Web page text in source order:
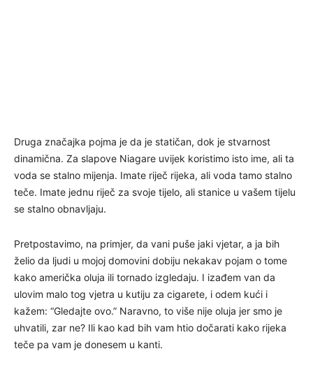
Druga značajka pojma je da je statičan, dok je stvarnost
dinamična. Za slapove Niagare uvijek koristimo isto ime, ali ta
voda se stalno mijenja. Imate riječ rijeka, ali voda tamo stalno
teče. Imate jednu riječ za svoje tijelo, ali stanice u vašem tijelu
se stalno obnavljaju.
Pretpostavimo, na primjer, da vani puše jaki vjetar, a ja bih
želio da ljudi u mojoj domovini dobiju nekakav pojam o tome
kako američka oluja ili tornado izgledaju. I izađem van da
ulovim malo tog vjetra u kutiju za cigarete, i odem kući i
kažem: “Gledajte ovo.” Naravno, to više nije oluja jer smo je
uhvatili, zar ne? Ili kao kad bih vam htio dočarati kako rijeka
teče pa vam je donesem u kanti.